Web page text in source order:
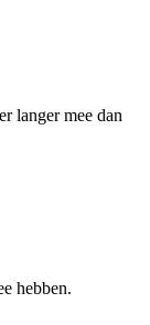
langer mee dan
hebben.